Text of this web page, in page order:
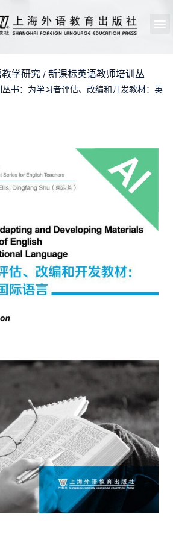
学研究 / 新课标英语教师培训丛
书：为学习者评估、改编和开发教材：英